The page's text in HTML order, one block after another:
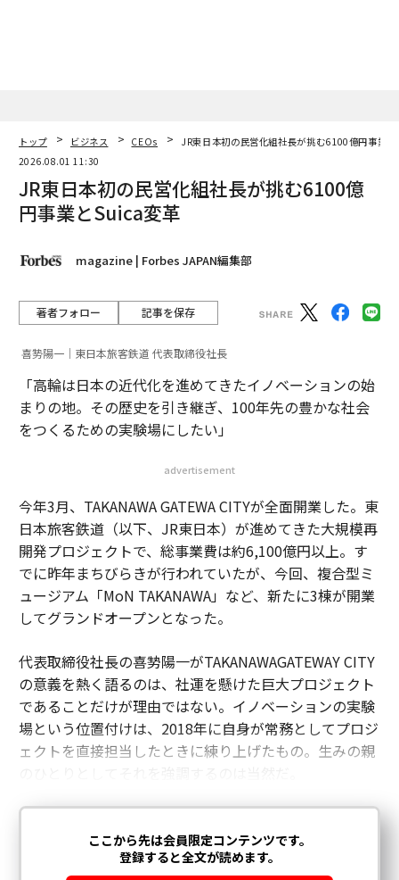
トップ ビジネス CEOs
JR東日本初の民営化組社長が挑む6100億円事業
2026.08.01 11:30
JR東日本初の民営化組社長が挑む6100億
円事業とSuica変革
magazine | Forbes JAPAN編集部
著者フォロー 記事を保存
喜㔟陽一｜東日本旅客鉄道 代表取締役社長
「高輪は日本の近代化を進めてきたイノベーションの始
まりの地。その歴史を引き継ぎ、100年先の豊かな社会
をつくるための実験場にしたい」
advertisement
今年3月、TAKANAWA GATEWA CITYが全面開業した。東
日本旅客鉄道（以下、JR東日本）が進めてきた大規模再
開発プロジェクトで、総事業費は約6,100億円以上。す
でに昨年まちびらきが行われていたが、今回、複合型ミ
ュージアム「MoN TAKANAWA」など、新たに3棟が開業
してグランドオープンとなった。
代表取締役社長の喜㔟陽一がTAKANAWAGATEWAY CITY
の意義を熱く語るのは、社運を懸けた巨大プロジェクト
であることだけが理由ではない。イノベーションの実験
場という位置付けは、2018年に自身が常務としてプロジ
ェクトを直接担当したときに練り上げたもの。生みの親